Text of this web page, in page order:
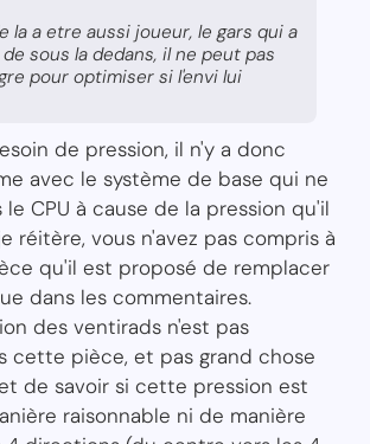
la a etre aussi joueur, le gars qui a
sous la dedans, il ne peut pas
pour optimiser si l'envi lui
de pression, il n'y a donc
avec le système de base qui ne
CPU à cause de la pression qu'il
réitère, vous n'avez pas compris à
qu'il est proposé de remplacer
dans les commentaires.
des ventirads n'est pas
cette pièce, et pas grand chose
de savoir si cette pression est
raisonnable ni de manière